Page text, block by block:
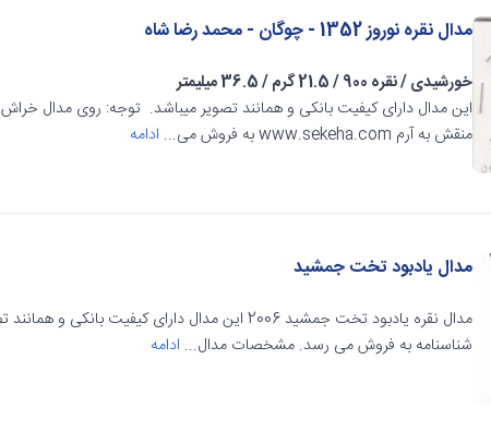
مدال نقره نوروز 1352 - چوگان - محمد رضا شاه
خورشیدی/نقره 900 /21.5 گرم /36.5 میلیمتر
این مدال دارای کیفیت بانکی و همانند تصویر میباشد. توجه: روی مدال
منقش به آرم www.sekeha.com به فروش می...
ادامه
مدال یادبود تخت جمشید
مدال نقره یادبود تخت جمشید 2006 این مدال دارای
شناسنامه به فروش می رسد. مشخصات مدال... ادامه